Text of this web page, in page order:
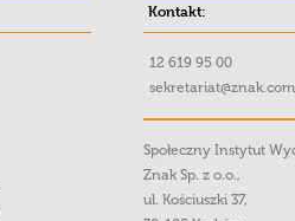
Kontakt:
12 619 95 00
Społeczny Instytut
Znak Sp. z o.o.,
ul. Kościuszki 37,